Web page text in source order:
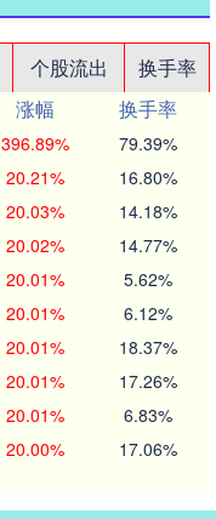
个股流出
换手率
涨幅
换手率
396.89% 79.39%
20.21% 16.80%
20.03% 14.18%
20.02% 14.77%
20.01% 5.62%
20.01% 6.12%
20.01% 18.37%
20.01% 17.26%
20.01% 6.83%
20.00% 17.06%